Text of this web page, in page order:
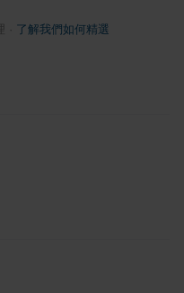
了解我們如何精選